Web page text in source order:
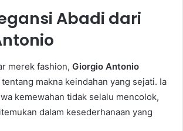
Abadi dari
merek fashion, Giorgio Antonio
makna keindahan yang sejati. Ia
kemewahan tidak selalu mencolok,
dalam kesederhanaan yang